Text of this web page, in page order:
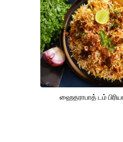
ஹைதராபாத் டம்